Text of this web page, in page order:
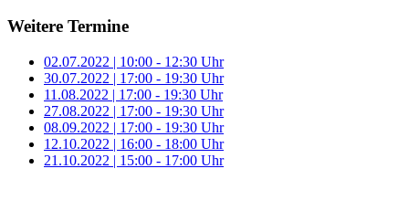
Weitere Termine
02.07.2022 | 10:00 - 12:30 Uhr
30.07.2022 | 17:00 - 19:30 Uhr
11.08.2022 | 17:00 - 19:30 Uhr
27.08.2022 | 17:00 - 19:30 Uhr
08.09.2022 | 17:00 - 19:30 Uhr
12.10.2022 | 16:00 - 18:00 Uhr
21.10.2022 | 15:00 - 17:00 Uhr